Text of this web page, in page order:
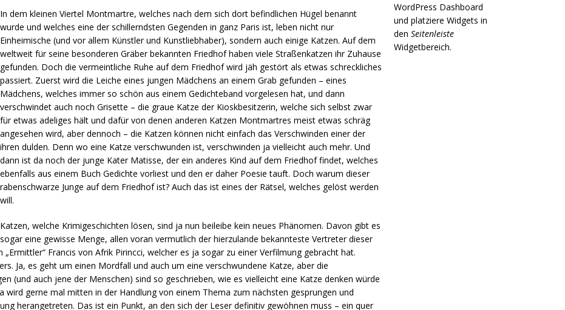
In dem kleinen Viertel Montmartre, welches nach dem sich dort befindlichen Hügel benannt
wurde und welches eine der schillerndsten Gegenden in ganz Paris ist, leben nicht nur
Einheimische (und vor allem Künstler und Kunstliebhaber), sondern auch einige Katzen. Auf dem
weltweit für seine besonderen Gräber bekannten Friedhof haben viele Straßenkatzen ihr Zuhause
gefunden. Doch die vermeintliche Ruhe auf dem Friedhof wird jäh gestört als etwas schreckliches
passiert. Zuerst wird die Leiche eines jungen Mädchens an einem Grab gefunden – eines
Mädchens, welches immer so schön aus einem Gedichteband vorgelesen hat, und dann
verschwindet auch noch Grisette – die graue Katze der Kioskbesitzerin, welche sich selbst zwar
für etwas adeliges hält und dafür von denen anderen Katzen Montmartres meist etwas schräg
angesehen wird, aber dennoch – die Katzen können nicht einfach das Verschwinden einer der
ihren dulden. Denn wo eine Katze verschwunden ist, verschwinden ja vielleicht auch mehr. Und
dann ist da noch der junge Kater Matisse, der ein anderes Kind auf dem Friedhof findet, welches
ebenfalls aus einem Buch Gedichte vorliest und den er daher Poesie tauft. Doch warum dieser
rabenschwarze Junge auf dem Friedhof ist? Auch das ist eines der Rätsel, welches gelöst werden
will.
Katzen, welche Krimigeschichten lösen, sind ja nun beileibe kein neues Phänomen. Davon gibt es
sogar eine gewisse Menge, allen voran vermutlich der hierzulande bekannteste Vertreter dieser
Francis von Afrik Pirincci, welcher es ja sogar zu einer Verfilmung gebracht hat.
Ja, es geht um einen Mordfall und auch um eine verschwundene Katze, aber die
(und auch jene der Menschen) sind so geschrieben, wie es vielleicht eine Katze denken würde
wird gerne mal mitten in der Handlung von einem Thema zum nächsten gesprungen und
herangetreten. Das ist ein Punkt, an den sich der Leser definitiv gewöhnen muss – ein quer
WordPress Dashboard
und platziere Widgets in
denSeitenleiste
Widgetbereich.